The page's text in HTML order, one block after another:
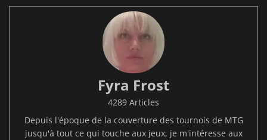
Fyra Frost
4289 Articles
Depuis l'époque de la couverture des tournois de MTG
jusqu'à tout ce qui touche aux jeux, je m'intéresse aux